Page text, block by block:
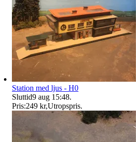
Station med ljus - H0
Sluttid9 aug 15:48.
Pris:249 kr,Utropspris.